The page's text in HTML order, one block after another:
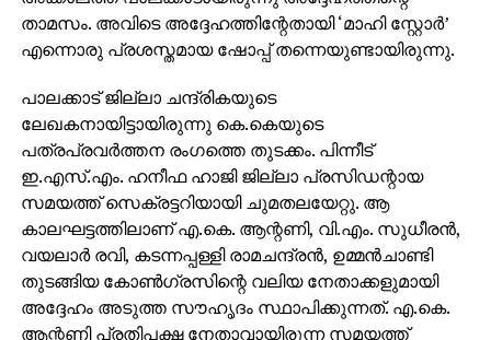
താമസം. അവിടെ അദ്ദേഹത്തിന്റേതായി ‘മാഹി സ്റ്റോര്‍’
എന്നൊരു പ്രശസ്തമായ ഷോപ്പ് തന്നെയുണ്ടായിരുന്നു.
പാലക്കാട് ജില്ലാ ചന്ദ്രികയുടെ
ലേഖകനായിട്ടായിരുന്നു കെ.കെയുടെ
പത്രപ്രവര്‍ത്തന രംഗത്തെ തുടക്കം. പിന്നീട്
ഇ.എസ്.എം. ഹനീഫ ഹാജി ജില്ലാ പ്രസിഡന്റായ
സമയത്ത് സെക്രട്ടറിയായി ചുമതലയേറ്റു. ആ
കാലഘട്ടത്തിലാണ് എ.കെ. ആന്റണി, വി.എം. സുധീരന്‍,
വയലാര്‍ രവി, കടന്നപ്പള്ളി രാമചന്ദ്രന്‍, ഉമ്മന്‍ചാണ്ടി
തുടങ്ങിയ കോണ്‍ഗ്രസിന്റെ വലിയ നേതാക്കളുമായി
അദ്ദേഹം അടുത്ത സൗഹൃദം സ്ഥാപിക്കുന്നത്. എ.കെ.
ആന്റണി പ്രതിപക്ഷ നേതാവായിരുന്ന സമയത്ത്